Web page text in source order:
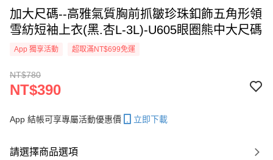
加大尺碼--高雅氣質胸前抓皺珍珠釦飾五角形領
雪紡短袖上衣(黑.杏L-3L)-U605眼圈熊中大尺碼
App 獨享活動 超取滿NT$699免運
NT$780
NT$390
App 結帳可享專屬活動優惠價 立即下載
請選擇商品選項